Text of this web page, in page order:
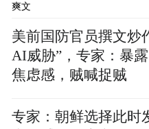
爽文
美前国防官员撰文炒
AI威胁”，专家：暴
焦虑感，贼喊捉贼
专家：朝鲜选择此时